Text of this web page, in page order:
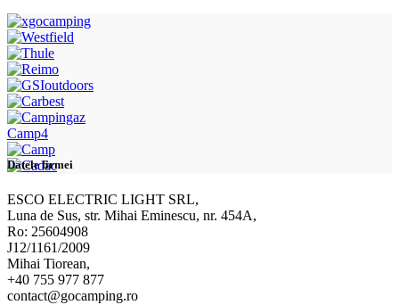
Camp4
Datele firmei
ESCO ELECTRIC LIGHT SRL,
Luna de Sus, str. Mihai Eminescu, nr. 454A,
Ro: 25604908
J12/1161/2009
Mihai Tiorean,
+40 755 977 877
contact@gocamping.ro